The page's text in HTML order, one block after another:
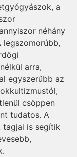
a
néhány
legszomorúbb,
arra,
egyszerűbb az
csöppen
tudatos. A
tagjai is segítik